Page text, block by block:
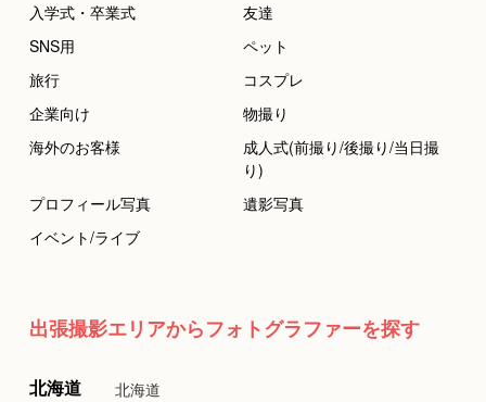
入学式・卒業式
友達
SNS用
ペット
旅行
コスプレ
企業向け
物撮り
海外のお客様
成人式(前撮り/後撮り/当日撮
り)
プロフィール写真
遺影写真
イベント/ライブ
出張撮影エリアからフォトグラファーを探す
北海道 北海道